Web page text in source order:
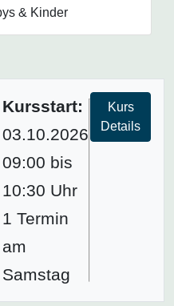
& Kinder
Kursstart:
03.10.2026
09:00 bis
10:30 Uhr
1 Termin
am
Samstag
Kurs
Details